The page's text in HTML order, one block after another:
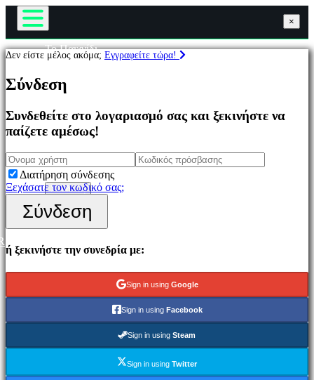
Επιλεγμένο
Νέα
παιχνίδια
να
παίξετε
δωρεάν
Κατηγορίες
Παιχνίδια
δράσης
Παιχνίδια
Παιχνίδια
Παιχνίδια
Παιχνίδια
Παιχνίδια
Το Παιχνίδι
Παιχνίδι
Νέα
Οδηγοί
Υποστήριξη
Φόρουμ
Κατάστημα
Σύνδεση
Εγγραφείτε
×
Δεν είστε μέλος ακόμα; Εγγραφείτε τώρα!
Σύνδεση
Συνδεθείτε στο λογαριασμό σας και ξεκινήστε να
παίζετε αμέσως!
Διατήρηση σύνδεσης
Ξεχάσατε τον κωδικό σας;
Σύνδεση
ή ξεκινήστε την συνεδρία με:
Sign in using Google
Sign in using Facebook
Sign in using Steam
Sign in usingTwitter
×
×